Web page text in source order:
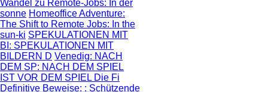
Wandel zu Remote-Jobs: In der
sonne Homeoffice Adventure:
The Shift to Remote Jobs: In the
sun-ki SPEKULATIONEN MIT
BI : SPEKULATIONEN MIT
BILDERN D Venedig: NACH
DEM SP: NACH DEM SPIEL
IST VOR DEM SPIEL Die Fi
Definitive Beweise: : Schützende